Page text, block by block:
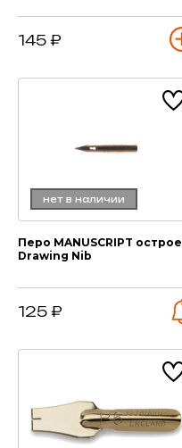
145 ₽
нет в наличии
Перо MANUSCRIPT острое
Drawing Nib
125 ₽